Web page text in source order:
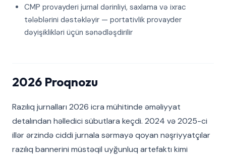
CMP provayderi jurnal dərinliyi, saxlama və ixrac
tələblərini dəstəkləyir — portativlik provayder
dəyişiklikləri üçün sənədləşdirilir
2026 Proqnozu
Razılıq jurnalları 2026 icra mühitinde əməliyyat
detalından həlledici sübutlara keçdi. 2024 və 2025-ci
illər ərzində ciddi jurnala sərmayə qoyan nəşriyyatçılar
razılıq bannerini müstəqil uyğunluq artefaktı kimi